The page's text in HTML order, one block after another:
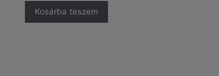
Kosárba teszem